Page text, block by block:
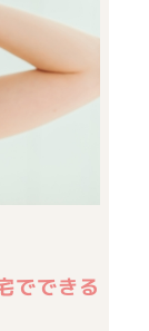
でできる